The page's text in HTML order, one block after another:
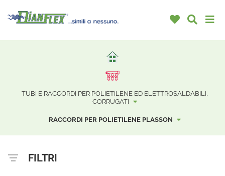
TUBI E RACCORDI PER POLIETILENE ED ELETTROSALDABILI,
CORRUGATI
RACCORDI PER POLIETILENE PLASSON
FILTRI